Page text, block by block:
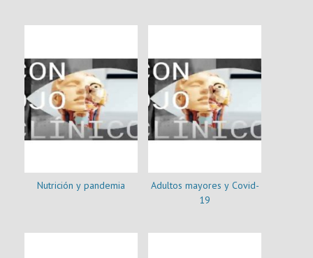
Nutrición y pandemia
Adultos mayores y Covid-
19